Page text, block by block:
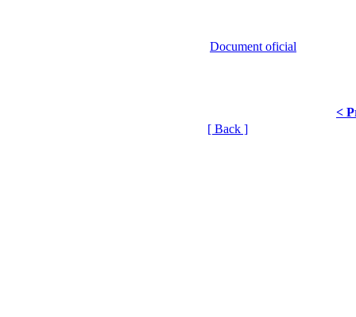
Document oficial
<
[ Back ]